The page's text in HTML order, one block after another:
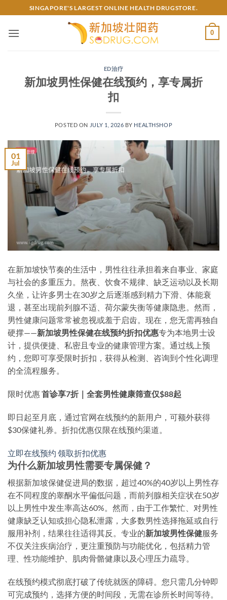
to
content
SINGAPORE'S LARGEST ONLINE HEALTH DRUGSTORE.
0
ED治疗
新加坡男性保健在线预约，享专属折
扣
POSTED ON JULY 1, 2026 BY HEALTHSHOP
01
Jul
在新加坡快节奏的生活中，男性往往承担着来自事业、家庭
与社会的多重压力。熬夜、饮食不规律、缺乏运动以及长期
久坐，让许多男士在30岁之后逐渐感到精力下滑、体能衰
退，甚至出现前列腺不适、荷尔蒙失衡等健康隐患。然而，
男性健康问题常常被忽视或羞于启齿。现在，您无需再独自
硬撑——新加坡男性保健在线预约折扣优惠专为本地男士设
计，提供便捷、私密且专业的健康管理方案。通过线上预
约，您即可享受限时折扣，获得从检测、咨询到个性化调理
的全流程服务。
限时优惠首诊享7折｜全套男性健康筛查仅$88起
即日起至月底，通过官网在线预约的新用户，可额外获得
$30保健礼券。折扣优惠仅限在线预约渠道。
立即在线预约 领取折扣优惠
为什么新加坡男性需要专属保健？
根据新加坡保健促进局的数据，超过40%的40岁以上男性存
在不同程度的睾酮水平偏低问题，而前列腺相关症状在50岁
以上男性中发生率高达60%。然而，由于工作繁忙、对男性
健康缺乏认知或担心隐私泄露，大多数男性选择拖延或自行
服用补剂，结果往往适得其反。专业的新加坡男性保健服务
不仅关注疾病治疗，更注重预防与功能优化，包括精力管
理、性功能维护、肌肉骨骼健康以及心理压力疏导。
在线预约模式彻底打破了传统就医的障碍。您只需几分钟即
可完成预约，选择方便的时间段，无需在诊所长时间等待。